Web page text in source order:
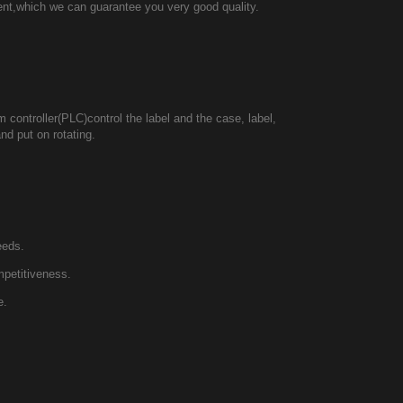
we can guarantee you very good quality.
controller(PLC)control the label and the case, label,
put on rotating.